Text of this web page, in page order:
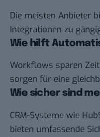
Die meisten Anbieter
Integrationen zu
Wie hilft
Workflows sparen
sorgen für eine
Wie sicher sind
CRM-Systeme wie
bieten umfassende